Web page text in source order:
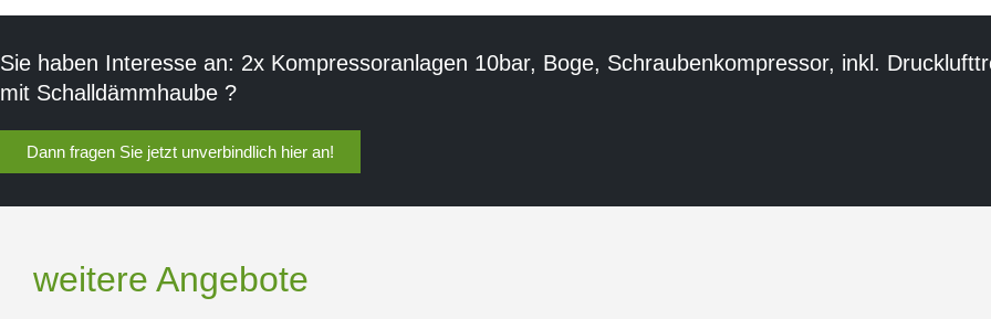
Sie haben Interesse an: 2x Kompressoranlagen 10bar, Boge, Schraubenkompressor, inkl.
mit Schalldämmhaube ?
Dann fragen Sie jetzt unverbindlich hier an!
weitere Angebote